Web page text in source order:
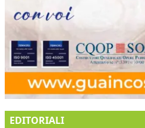
EDITORIALI